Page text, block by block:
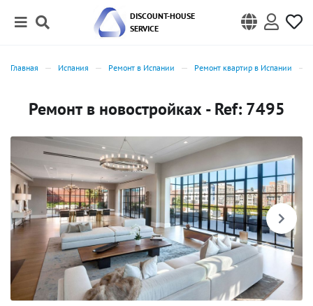
DISCOUNT-HOUSE
SERVICE
Главная Испания Ремонт в Испании Ремонт квартир в Испании
Ремонт в новостройках - Ref: 7495